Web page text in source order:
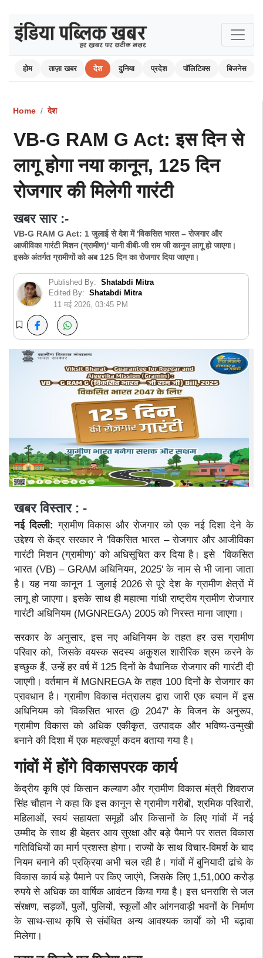
होम ताज़ा खबर देश दुनिया प्रदेश पॉलिटिक्स बिजनेस
Home देश
VB-G RAM G Act: इस दिन से
लागू होगा नया कानून, 125 दिन
रोजगार की मिलेगी गारंटी
खबर सार :-
VB-G RAM G Act: 1 जुलाई से देश में 'विकसित भारत – रोजगार और
आजीविका गारंटी मिशन (ग्रामीण)' यानी वीबी-जी राम जी कानून लागू हो जाएगा।
इसके अंतर्गत ग्रामीणों को अब 125 दिन का रोजगार दिया जाएगा।
Published By: Shatabdi Mitra
Edited By: Shatabdi Mitra
11 मई 2026, 03:45 PM
खबर विस्तार : -
नई दिल्ली: ग्रामीण विकास और रोजगार को एक नई दिशा देने के
उद्देश्य से केंद्र सरकार ने 'विकसित भारत – रोजगार और आजीविका
गारंटी मिशन (ग्रामीण)' को अधिसूचित कर दिया है। इसे 'विकसित
भारत (VB) – GRAM अधिनियम, 2025' के नाम से भी जाना जाता
है। यह नया कानून 1 जुलाई 2026 से पूरे देश के ग्रामीण क्षेत्रों में
लागू हो जाएगा। इसके साथ ही महात्मा गांधी राष्ट्रीय ग्रामीण रोजगार
गारंटी अधिनियम (MGNREGA) 2005 को निरस्त माना जाएगा।
सरकार के अनुसार, इस नए अधिनियम के तहत हर उस ग्रामीण
परिवार को, जिसके वयस्क सदस्य अकुशल शारीरिक श्रम करने के
इच्छुक हैं, उन्हें हर वर्ष में 125 दिनों के वैधानिक रोजगार की गारंटी दी
जाएगी। वर्तमान में MGNREGA के तहत 100 दिनों के रोजगार का
प्रावधान है। ग्रामीण विकास मंत्रालय द्वारा जारी एक बयान में इस
अधिनियम को 'विकसित भारत @ 2047' के विजन के अनुरूप,
ग्रामीण विकास को अधिक एकीकृत, उत्पादक और भविष्य-उन्मुखी
बनाने की दिशा में एक महत्वपूर्ण कदम बताया गया है।
गांवों में होंगे विकासपरक कार्य
केंद्रीय कृषि एवं किसान कल्याण और ग्रामीण विकास मंत्री शिवराज
सिंह चौहान ने कहा कि इस कानून से ग्रामीण गरीबों, श्रमिक परिवारों,
महिलाओं, स्वयं सहायता समूहों और किसानों के लिए गांवों में नई
उम्मीद के साथ ही बेहतर आय सुरक्षा और बड़े पैमाने पर सतत विकास
गतिविधियों का मार्ग प्रशस्त होगा। राज्यों के साथ विचार-विमर्श के बाद
नियम बनाने की प्रक्रिया अभी चल रही है। गांवों में बुनियादी ढांचे के
विकास कार्य बड़े पैमाने पर किए जाएंगे, जिसके लिए 1,51,000 करोड़
रुपये से अधिक का वार्षिक आवंटन किया गया है। इस धनराशि से जल
संरक्षण, सड़कों, पुलों, पुलियों, स्कूलों और आंगनवाड़ी भवनों के निर्माण
के साथ-साथ कृषि से संबंधित अन्य आवश्यक कार्यों को भी बढ़ावा
मिलेगा।